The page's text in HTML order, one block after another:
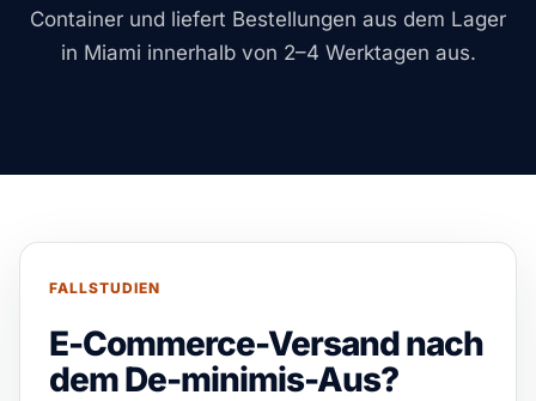
Container und liefert Bestellungen aus dem Lager
in Miami innerhalb von 2–4 Werktagen aus.
FALLSTUDIEN
E-Commerce-Versand nach
dem De-minimis-Aus?